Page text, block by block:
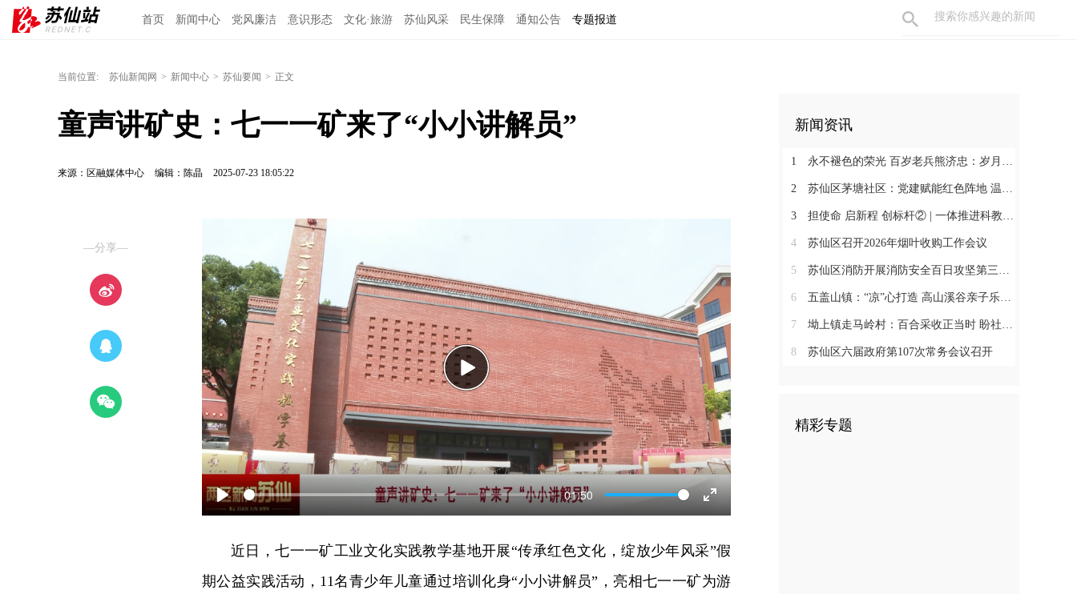
首页 新闻中心 党风廉洁 意识形态 文化·旅游 苏仙风采 民生保障 通知公告 专题报道
当前位置: 苏仙新闻网 > 新闻中心 > 苏仙要闻 > 正文
童声讲矿史：七一一矿来了“小小讲解员”
来源：区融媒体中心 编辑：陈晶 2025-07-23 18:05:22
—分享—
Play
01:50
Enter
Play
近日，七一一矿工业文化实践教学基地开展“传承红色文化，绽放少年风采”假
期公益实践活动，11名青少年儿童通过培训化身“小小讲解员”，亮相七一一矿为游
新闻资讯
1 永不褪色的荣光 百岁老兵熊济忠：岁月长河铸丹心 保家卫国献忠诚
2 苏仙区茅塘社区：党建赋能红色阵地 温情守护邻里朝夕
3 担使命 启新程 创标杆② | 一体推进科教人才 深度融合文旅业态
4 苏仙区召开2026年烟叶收购工作会议
5 苏仙区消防开展消防安全百日攻坚第三次联合检查
6 五盖山镇：“凉”心打造 高山溪谷亲子乐园火爆出圈
7 坳上镇走马岭村：百合采收正当时 盼社会各界助力销售
8 苏仙区六届政府第107次常务会议召开
精彩专题